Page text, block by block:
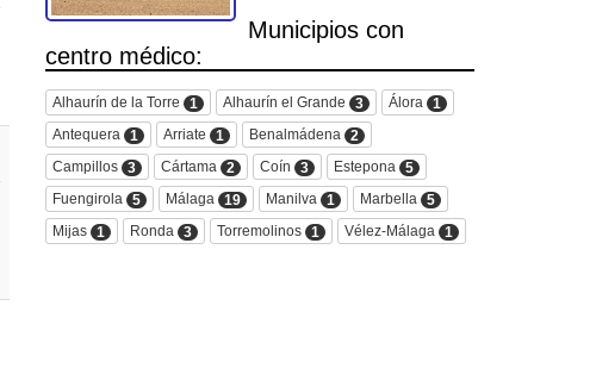
Municipios con
centro médico:
Alhaurín de la Torre 1 Alhaurín el Grande 3 Álora
1
Antequera
1 Arriate 1 Benalmádena
2
Campillos 3 Cártama 2 Coín 3 Estepona
5
Fuengirola
5 Málaga 19 Manilva 1 Marbella
5
Mijas 1 Ronda 3 Torremolinos 1 Vélez-Málaga 1